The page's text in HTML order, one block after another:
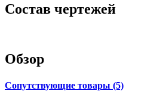
Состав чертежей
Обзор
Сопутствующие товары (5)